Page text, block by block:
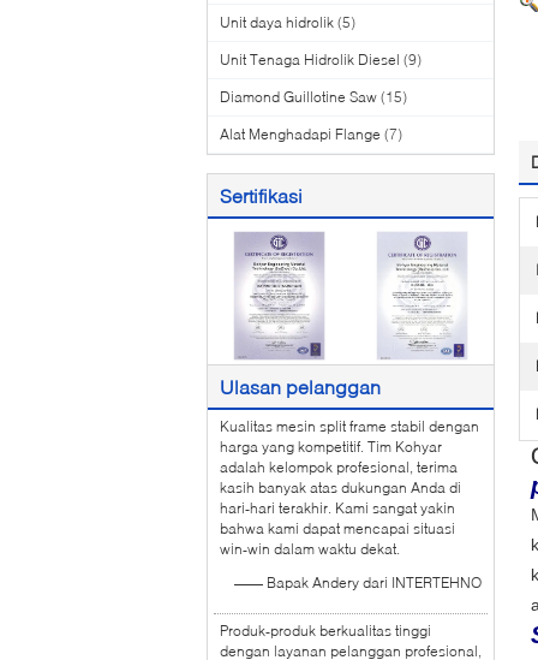
Unit daya hidrolik (5)
Unit Tenaga Hidrolik Diesel (9)
Diamond Guillotine Saw (15)
Alat Menghadapi Flange (7)
Sertifikasi
Ulasan pelanggan
Kualitas mesin split frame stabil dengan
harga yang kompetitif. Tim Kohyar
adalah kelompok profesional, terima
kasih banyak atas dukungan Anda di
hari-hari terakhir. Kami sangat yakin
bahwa kami dapat mencapai situasi
win-win dalam waktu dekat.
—— Bapak Andery dari INTERTEHNO
Produk-produk berkualitas tinggi
dengan layanan pelanggan profesional,